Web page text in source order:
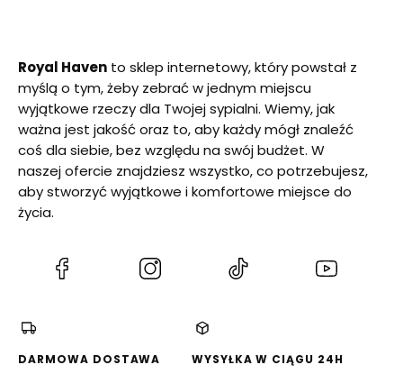
Royal Haven to sklep internetowy, który powstał z
myślą o tym, żeby zebrać w jednym miejscu
wyjątkowe rzeczy dla Twojej sypialni. Wiemy, jak
ważna jest jakość oraz to, aby każdy mógł znaleźć
coś dla siebie, bez względu na swój budżet. W
naszej ofercie znajdziesz wszystko, co potrzebujesz,
aby stworzyć wyjątkowe i komfortowe miejsce do
życia.
(Otwiera
nowej
(Otwiera
(Otwiera
DARMOWA DOSTAWA
WYSYŁKA W CIĄGU 24H